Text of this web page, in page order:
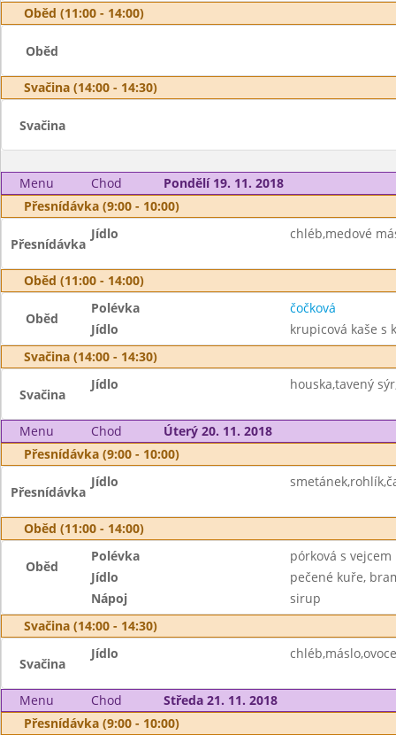
Oběd (11:00 - 14:00)
Oběd
Svačina (14:00 - 14:30)
Svačina
Menu Chod
Pondělí 19. 11. 2018
Přesnídávka (9:00 - 10:00)
Přesnídávka
Jídlo chléb,medové
Oběd (11:00 - 14:00)
Oběd
Polévka
čočková
Jídlo
krupicová kaše s
Svačina (14:00 - 14:30)
Svačina
Jídlo houska,tavený
Menu Chod
Úterý 20. 11. 2018
Přesnídávka (9:00 - 10:00)
Přesnídávka
Jídlo
Oběd (11:00 - 14:00)
Oběd
Polévka
pórková s vejcem
Jídlo
pečené kuře,
Nápoj
sirup
Svačina (14:00 - 14:30)
Svačina
Jídlo
Menu Chod
Středa 21. 11. 2018
Přesnídávka (9:00 - 10:00)